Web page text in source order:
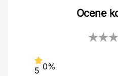
Ocene
5 0%